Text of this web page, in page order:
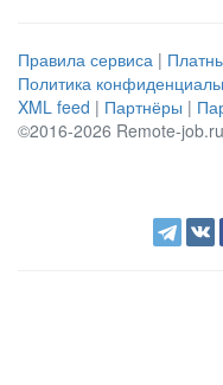
Правила сервиса |
Политика
XML feed | Партнёры |
©2016-2026 Remote-job.ru